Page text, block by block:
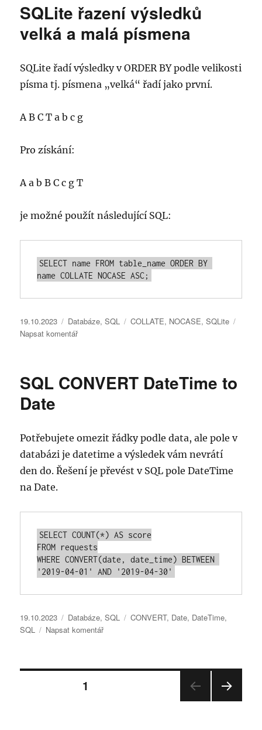
Aktualizace
CC6000
SQLite řazení výsledků
velká a malá písmena
SQLite řadí výsledky v ORDER BY podle velikosti
písma tj. písmena „velká“ řadí jako první.
A B C T a b c g
Pro získání:
A a b B C c g T
je možné použít následující SQL:
SELECT name FROM table_name ORDER BY
name COLLATE NOCASE ASC;
Publikováno:
19.10.2023 Rubriky:
Databáze,SQL Štítky:
COLLATE, NOCASE,SQLite
Napsat komentářpro
SQLite
malá
písmena
SQL CONVERT DateTime to
Date
Potřebujete omezit řádky podle data, ale pole v
databázi je datetime a výsledek vám nevrátí
den do. Řešení je převést v SQL pole DateTime
na Date.
SELECT COUNT(*) AS
FROM
WHERE CONVERT(date , date_time) BETWEEN
'2019-04-01'
AND '2019-04-30'
Publikováno:
19.10.2023 Rubriky:
Databáze,SQL Štítky:
CONVERT, Date, DateTime,
SQL
Napsat komentářpro
názvem
Stránkování
1